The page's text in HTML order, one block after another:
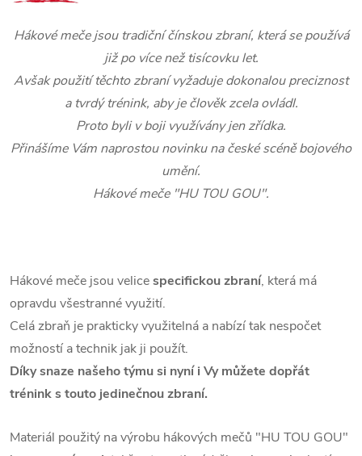
Hákové meče jsou tradiční čínskou zbraní, která se používá
již po více než tisícovku let.
Avšak použití těchto zbraní vyžaduje dokonalou preciznost
a tvrdý trénink, aby je člověk zcela ovládl.
Proto byli v boji využívány jen zřídka.
Přinášíme Vám naprostou novinku na české scéně bojového
umění.
Hákové meče "HU TOU GOU".
Hákové meče jsou velicespecifickou zbraní, která má
opravdu všestranné využití.
Celá zbraň je prakticky využitelná a nabízí tak nespočet
možností a technik jak ji použít.
Díky snaze našeho týmu si nyní i Vy můžete dopřát
trénink s touto jedinečnou zbraní.
Materiál použitý na výrobu hákových mečů "HU TOU GOU"